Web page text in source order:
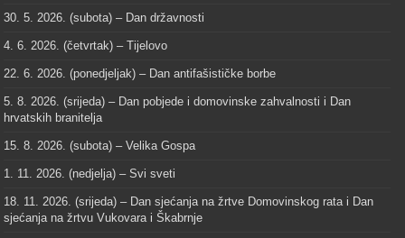
30. 5. 2026. (subota) – Dan državnosti
4. 6. 2026. (četvrtak) – Tijelovo
22. 6. 2026. (ponedjeljak) – Dan antifašističke borbe
5. 8. 2026. (srijeda) – Dan pobjede i domovinske zahvalnosti i Dan
hrvatskih branitelja
15. 8. 2026. (subota) – Velika Gospa
1. 11. 2026. (nedjelja) – Svi sveti
18. 11. 2026. (srijeda) – Dan sjećanja na žrtve Domovinskog rata i Dan
sjećanja na žrtvu Vukovara i Škabrnje